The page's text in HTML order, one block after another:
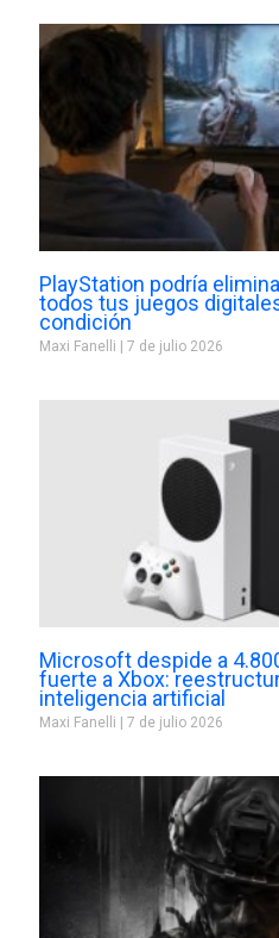
PlayStation podría
todos tus juegos
condición
Maxi Fanelli 7 de julio 2026
Microsoft despide a
fuerte a Xbox:
inteligencia artificial
Maxi Fanelli 7 de julio 2026